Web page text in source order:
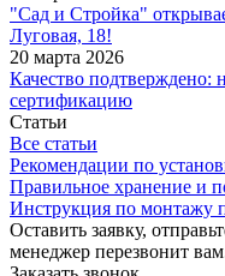
"Сад и Стройка"
Луговая, 18!
20 марта 2026
Качество подтверждено:
сертификацию
Статьи
Все статьи
Рекомендации по
Правильное хранение и
Инструкция по монтажу
Оставить заявку,
менеджер перезвонит